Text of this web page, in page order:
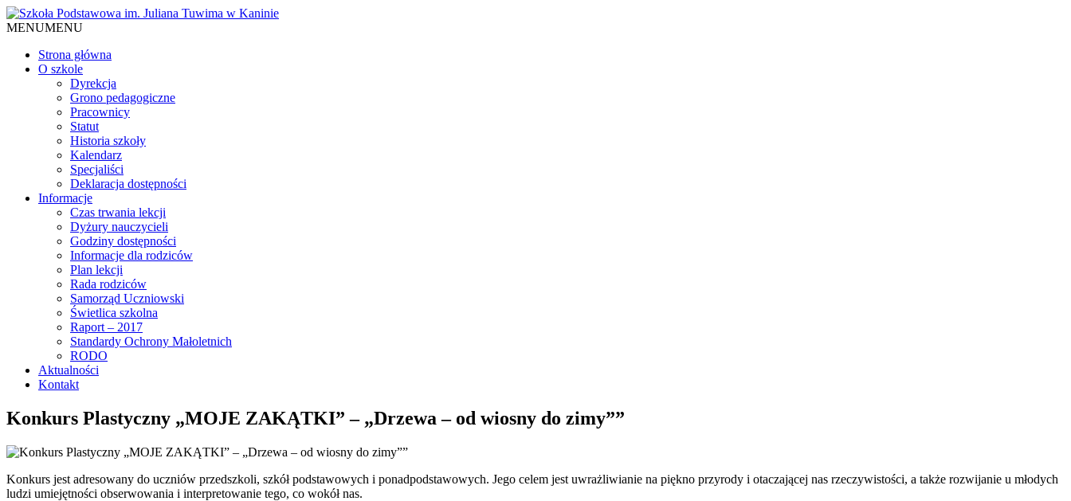
MENUMENU
Strona główna
O szkole
Dyrekcja
Grono pedagogiczne
Pracownicy
Statut
Historia szkoły
Kalendarz
Specjaliści
Deklaracja dostępności
Informacje
Czas trwania lekcji
Dyżury nauczycieli
Godziny dostępności
Informacje dla rodziców
Plan lekcji
Rada rodziców
Samorząd Uczniowski
Świetlica szkolna
Raport – 2017
Standardy Ochrony Małoletnich
RODO
Aktualności
Kontakt
Konkurs Plastyczny „MOJE ZAKĄTKI” – „Drzewa – od wiosny do zimy””
Konkurs jest adresowany do uczniów przedszkoli, szkół podstawowych i ponadpodstawowych. Jego celem jest uwrażliwianie na piękno przyrody i otaczającej nas rzeczywistości, a także rozwijanie u młodych
ludzi umiejętności obserwowania i interpretowanie tego, co wokół nas.